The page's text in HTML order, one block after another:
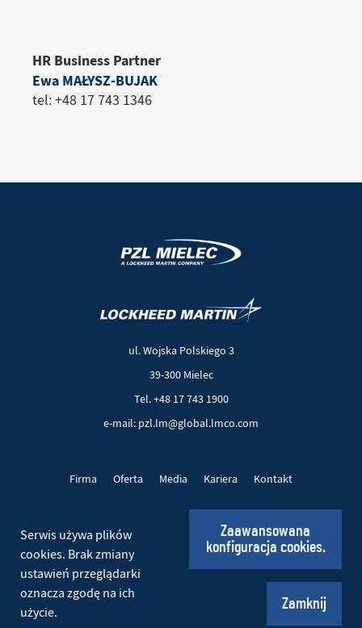
HR Business Partner
Ewa MAŁYSZ-BUJAK
tel: +48 17 743 1346
ul. Wojska Polskiego 3
39-300 Mielec
Tel. +48 17 743 1900
e-mail: pzl.lm@global.lmco.com
Firma Oferta Media Kariera Kontakt
© 2026 PZL Mielec. Wszelkie prawa zastrzeżone.
Social
Serwis używa plików
cookies. Brak zmiany
ustawień przeglądarki
oznacza zgodę na ich
użycie.
Zaawansowana
konfiguracja cookies.
Zamknij